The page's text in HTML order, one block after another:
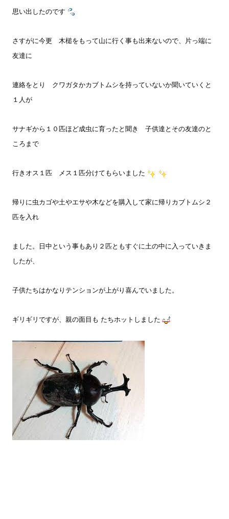
思い出したのです
さすがに今更 木槌をもって山に行く事も出来ないので、片っ端に
友達に
連絡をとり クワガタかカブトムシを持っていないか聞いていくと
１人が
サナギから１０匹ほど成虫に育ったと聞き 子供達とその友達のと
ころまで
行きオス１匹 メス１匹分けてもらいました
帰りに虫カゴや土やエサや木などを購入して家に帰りカブトムシ２
匹を入れ
ました。日中という事もあり２匹ともすぐに土の中に入っていきま
したが、
子供たちはかなりテンションが上がり喜んでいました。
ギリギリですが、親の面目も たちホットしました